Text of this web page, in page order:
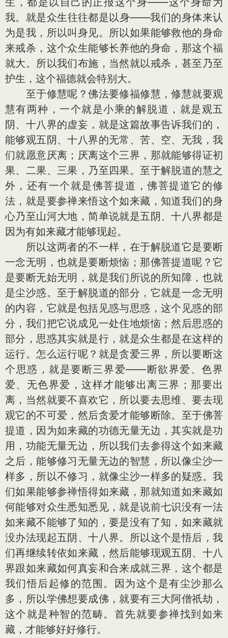
我。就是众生往往都是以身——我们的身体来认
为是我，所以叫身见。所以如果能够救他的身命
来戒杀，这个众生能够长养他的身命，那这个福
就大。所以我们布施，当然就以戒杀，甚至乃至
护生，这个福德就会特别大。
至于修慧呢？佛法要修福修慧，修慧就要观
慧有两种，一个就是小乘的解脱道，就是观五
阴、十八界的虚妄，就是这篇故事告诉我们的，
能够观五阴、十八界的无常、苦、空、无我，我
们就愿意厌离；厌离这个三界，那就能够得证初
果、二果、三果，乃至四果。至于解脱道的慧之
外，还有一个就是佛菩提道，佛菩提道它的修
法，就是要参禅来悟这个如来藏，知道我们的身
心乃至山河大地，简单说就是五阴、十八界都是
因为有如来藏才能够现起。
所以这两者的不一样，在于解脱道它是要断
一念无明，也就是要断烦恼；那佛菩提道呢？它
是要断无始无明，就是我们所说的所知障，也就
是尘沙惑。至于解脱道的部分，它就是一念无明
的内容，它就是包括见惑与思惑，这个见惑的部
分，我们把它说成见一处住地烦恼；然后思惑的
部分，思惑其实就是行，就是众生都是在这样的
运行。怎么运行呢？就是贪爱三界，所以要断这
个思惑，就是要断三界爱——断欲界爱、色界
爱、无色界爱，这样才能够出离三界；那要出
离，当然就要不喜欢它，所以要去思维、要去现
观它的不可爱，然后贪爱才能够断除。至于佛菩
提道，因为如来藏的功德无量无边，其实就是功
用，功能无量无边，所以我们去参得这个如来藏
之后，能够修习无量无边的智慧，所以像尘沙一
样多，所以不修习，就像尘沙一样多的疑惑。我
们如果能够参禅悟得如来藏，那就知道如来藏如
何能够对众生悉知悉见，就是说前七识没有一法
如来藏不能够了知的，要是没有了知，如来藏就
没办法现起五阴、十八界。所以这个是悟后，我
们再继续转依如来藏，然后能够现观五阴、十八
界跟如来藏如何真妄和合来成就三界，这个都是
我们悟后起修的范围。因为这个是有尘沙那么
多，所以学佛想要成佛，就要有三大阿僧祇劫，
这个就是种智的范畴。首先就要参禅找到如来
藏，才能够好好修行。